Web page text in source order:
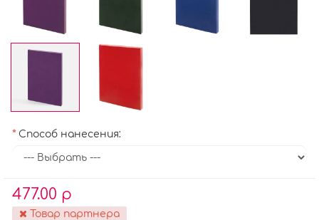
Способ нанесения:
477.00 р
Товар партнера